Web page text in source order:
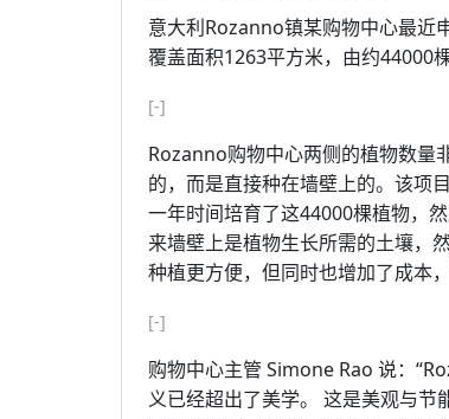
意大利Rozanno镇某购物中心最近
覆盖面积1263平方米，由约44000
[-]
Rozanno购物中心两侧的植物数量
的，而是直接种在墙壁上的。该
一年时间培育了这44000棵植物，
来墙壁上是植物生长所需的土壤，
种植更方便，但同时也增加了成本
[-]
购物中心主管 Simone Rao 说：
义已经超出了美学。 这是美观与